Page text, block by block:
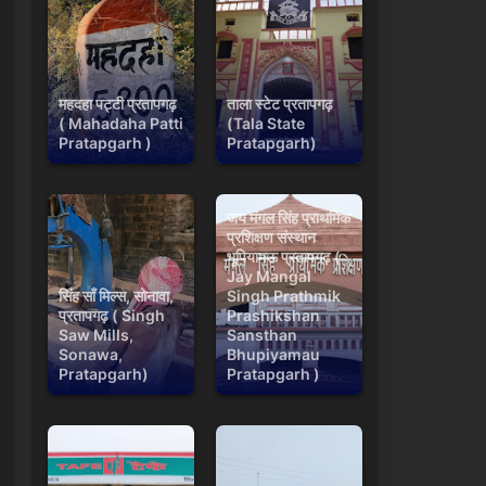
महदहा पट्टी प्रतापगढ़
( Mahadaha Patti
Pratapgarh )
ताला स्टेट प्रतापगढ़
(Tala State
Pratapgarh)
सिंह साँ मिल्स, सोनावा,
प्रतापगढ़ ( Singh
Saw Mills,
Sonawa,
Pratapgarh)
जय मंगल सिंह प्राथमिक
प्रशिक्षण संस्थान
भूपियामऊ प्रतापगढ़ (
Jay Mangal
Singh Prathmik
Prashikshan
Sansthan
Bhupiyamau
Pratapgarh )